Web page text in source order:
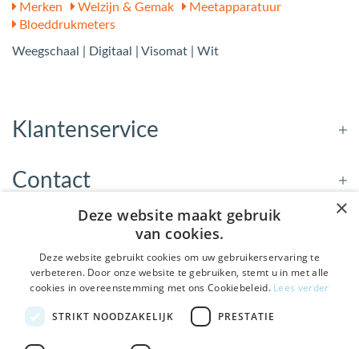
Merken
Welzijn & Gemak
Meetapparatuur
Bloeddrukmeters
Weegschaal | Digitaal | Visomat | Wit
Klantenservice
Contact
Openingstijden
Nieuwsbrief
De Welzijnwinkel in je
inbox
×
Deze website maakt gebruik
van cookies.
Deze website gebruikt cookies om uw gebruikerservaring te
verbeteren. Door onze website te gebruiken, stemt u in met alle
cookies in overeenstemming met ons Cookiebeleid. Lees verder
STRIKT NOODZAKELIJK PRESTATIE